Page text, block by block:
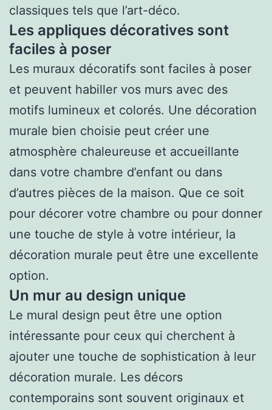
classiques tels que l’art-déco.
Les appliques décoratives sont
faciles à poser
Les muraux décoratifs sont faciles à poser
et peuvent habiller vos murs avec des
motifs lumineux et colorés. Une décoration
murale bien choisie peut créer une
atmosphère chaleureuse et accueillante
dans votre chambre d’enfant ou dans
d’autres pièces de la maison. Que ce soit
pour décorer votre chambre ou pour donner
une touche de style à votre intérieur, la
décoration murale peut être une excellente
option.
Un mur au design unique
Le mural design peut être une option
intéressante pour ceux qui cherchent à
ajouter une touche de sophistication à leur
décoration murale. Les décors
contemporains sont souvent originaux et